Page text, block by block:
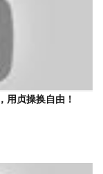
用贞操换自由！